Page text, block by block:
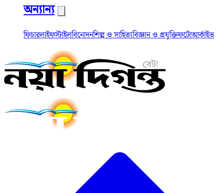
অন্যান্য
ফিচারলাইফস্টাইলবিনোদনশিল্প ও সাহিত্যবিজ্ঞান ও প্রযুক্তিফটোআর্কাইভ